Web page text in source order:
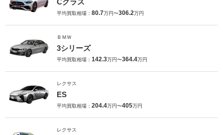
Cクラス
平均買取相場： 80.7万円〜306.2万円
ＢＭＷ
3シリーズ
平均買取相場： 142.3万円〜364.4万円
レクサス
ES
平均買取相場： 204.4万円〜405万円
レクサス